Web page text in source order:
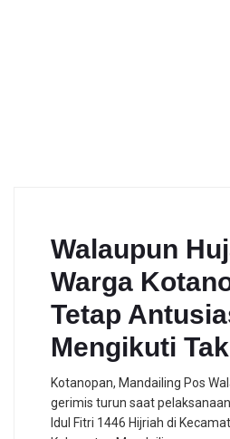
Walaupun
Warga
Tetap
Mengikuti
Kotanopan, Mandailing Pos
gerimis turun saat
Idul Fitri 1446 Hijriah di